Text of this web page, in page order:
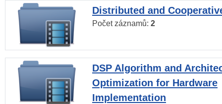
Distributed and
Počet záznamů: 2
DSP Algorithm and
Optimization for Hardware
Implementation